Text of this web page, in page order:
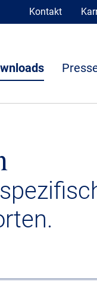
Kontakt